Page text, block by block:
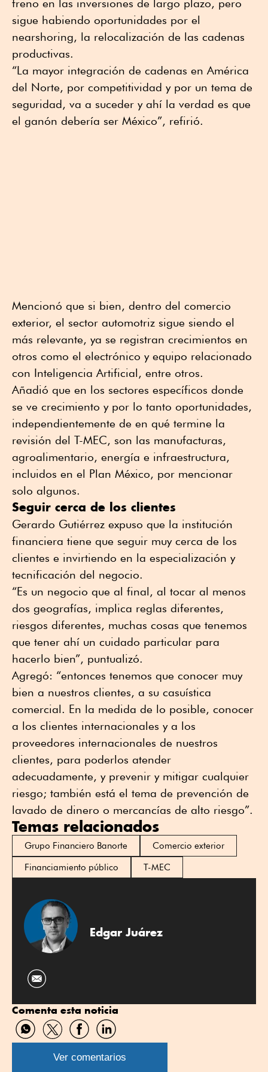
freno en las inversiones de largo plazo, pero
sigue habiendo oportunidades por el
nearshoring, la relocalización de las cadenas
productivas.
“La mayor integración de cadenas en América
del Norte, por competitividad y por un tema de
seguridad, va a suceder y ahí la verdad es que
el ganón debería ser México”, refirió.
Mencionó que si bien, dentro del comercio
exterior, el sector automotriz sigue siendo el
más relevante, ya se registran crecimientos en
otros como el electrónico y equipo relacionado
con Inteligencia Artificial, entre otros.
Añadió que en los sectores específicos donde
se ve crecimiento y por lo tanto oportunidades,
independientemente de en qué termine la
revisión del T-MEC, son las manufacturas,
agroalimentario, energía e infraestructura,
incluidos en el Plan México, por mencionar
solo algunos.
Seguir cerca de los clientes
Gerardo Gutiérrez expuso que la institución
financiera tiene que seguir muy cerca de los
clientes e invirtiendo en la especialización y
tecnificación del negocio.
“Es un negocio que al final, al tocar al menos
dos geografías, implica reglas diferentes,
riesgos diferentes, muchas cosas que tenemos
que tener ahí un cuidado particular para
hacerlo bien”, puntualizó.
Agregó: “entonces tenemos que conocer muy
bien a nuestros clientes, a su casuística
comercial. En la medida de lo posible, conocer
a los clientes internacionales y a los
proveedores internacionales de nuestros
clientes, para poderlos atender
adecuadamente, y prevenir y mitigar cualquier
riesgo; también está el tema de prevención de
lavado de dinero o mercancías de alto riesgo”.
Temas relacionados
Grupo Financiero Banorte
Comercio exterior
Financiamiento público
T-MEC
Edgar Juárez
Comenta esta noticia
Compartir
por
WhatsApp
Compartir
por
Twitter
Compartir
por
Facebook
Compartir
por
Linkedin
Ver comentarios